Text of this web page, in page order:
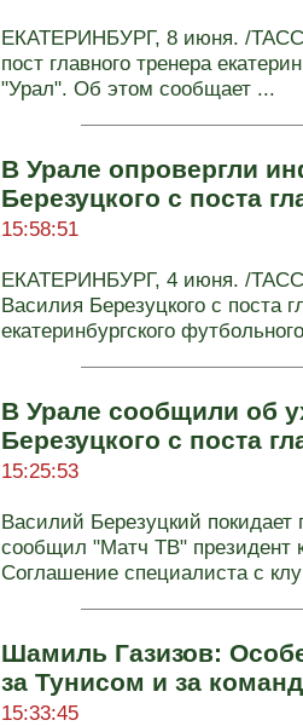
ЕКАТЕРИНБУРГ, 8 июня. /
пост главного тренера
"Урал". Об этом сообщает ...
В Урале опровергли
Березуцкого с поста
15:58:51
ЕКАТЕРИНБУРГ, 4 июня. /
Василия Березуцкого с поста
екатеринбургского
В Урале сообщили об
Березуцкого с поста
15:25:53
Василий Березуцкий покидает
сообщил "Матч ТВ" президент
Соглашение специалиста с
Шамиль Газизов:
за Тунисом и за
15:33:45